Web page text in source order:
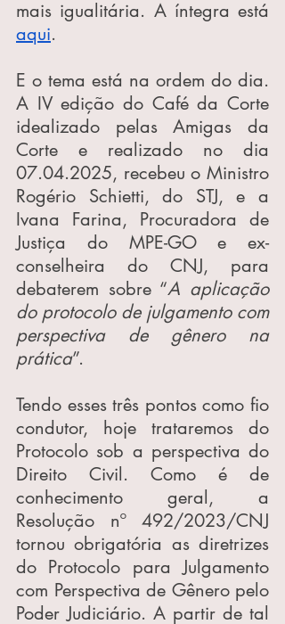
aqui.
E o tema está na ordem do dia.
A IV edição do Café da Corte
idealizado pelas Amigas da
Corte e realizado no dia
07.04.2025, recebeu o Ministro
Rogério Schietti, do STJ, e a
Ivana Farina, Procuradora de
Justiça do MPE-GO e ex-
conselheira do CNJ, para
debaterem sobre “A aplicação
do protocolo de julgamento com
perspectiva de gênero na
prática”.
Tendo esses três pontos como fio
condutor, hoje trataremos do
Protocolo sob a perspectiva do
Direito Civil. Como é de
conhecimento geral, a
Resolução nº 492/2023/CNJ
tornou obrigatória as diretrizes
do Protocolo para Julgamento
com Perspectiva de Gênero pelo
Poder Judiciário. A partir de tal